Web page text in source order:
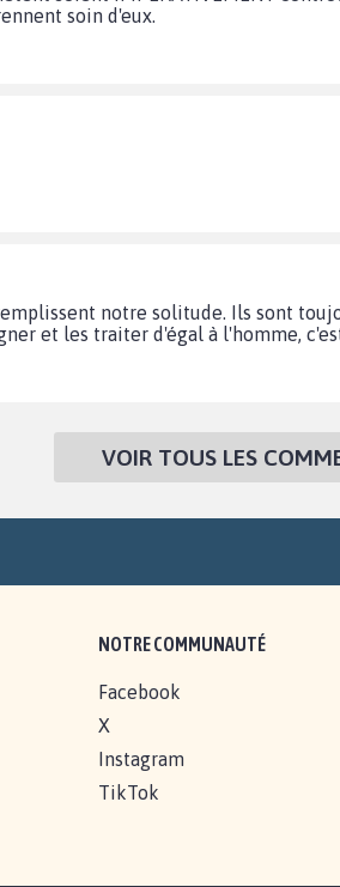
soin d'eux.
notre solitude. Ils sont
et les traiter d'égal à l'homme,
VOIR TOUS LES
NOTRE COMMUNAUTÉ
Facebook
X
Instagram
TikTok